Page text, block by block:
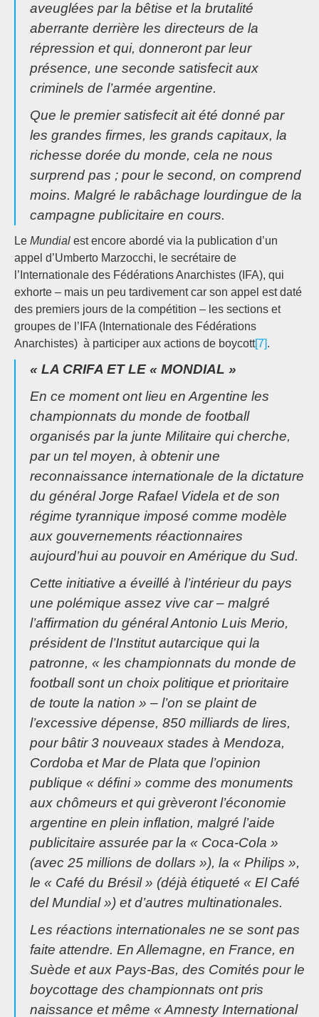
aveuglées par la bêtise et la brutalité
aberrante derrière les directeurs de la
répression et qui, donneront par leur
présence, une seconde satisfecitaux
criminels de l’armée argentine.
Que le premiersatisfecitait été donné par
les grandes firmes, les grands capitaux, la
richesse dorée du monde, cela ne nous
surprend pas ; pour le second, on comprend
moins. Malgré le rabâchage lourdingue de la
campagne publicitaire en cours.
Le Mundial est encore abordé via la publication d’un
appel d’Umberto Marzocchi, le secrétaire de
l’Internationale des Fédérations Anarchistes (IFA), qui
exhorte – mais un peu tardivement car son appel est daté
des premiers jours de la compétition – les sections et
groupes de l’IFA (Internationale des Fédérations
Anarchistes) à participer aux actions de boycott[7].
« LA CRIFA ET LE « MONDIAL »
En ce moment ont lieu en Argentine les
championnats du monde de football
organisés par la junte Militaire qui cherche,
par un tel moyen, à obtenir une
reconnaissance internationale de la dictature
du général Jorge Rafael Videla et de son
régime tyrannique imposé comme modèle
aux gouvernements réactionnaires
aujourd’hui au pouvoir en Amérique du Sud.
Cette initiative a éveillé à l’intérieur du pays
une polémique assez vive car – malgré
l’affirmation du général Antonio Luis Merio,
président de l’Institut autarcique qui la
patronne, « les championnats du monde de
football sont un choix politique et prioritaire
de toute la nation » – l’on se plaint de
l’excessive dépense, 850 milliards de lires,
pour bâtir 3 nouveaux stades à Mendoza,
Cordoba et Mar de Plata que l’opinion
publique « défini » comme des monuments
aux chômeurs et qui grèveront l’économie
argentine en plein inflation, malgré l’aide
publicitaire assurée par la « Coca-Cola »
(avec 25 millions de dollars »), la « Philips »,
le « Café du Brésil » (déjà étiqueté « El Café
del Mundial») et d’autres multinationales.
Les réactions internationales ne se sont pas
faite attendre. En Allemagne, en France, en
Suède et aux Pays-Bas, des Comités pour le
boycottage des championnats ont pris
naissance et même « Amnesty International